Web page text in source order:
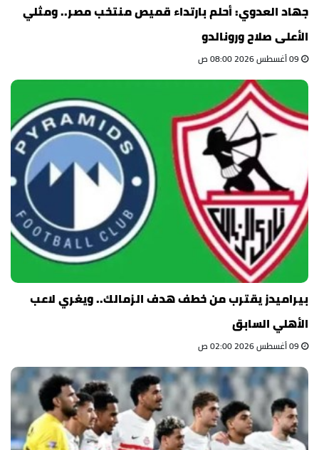
جهاد العدوي: أحلم بارتداء قميص منتخب مصر.. ومثلي
الأعلى صلاح ورونالدو
بيراميدز يقترب من خطف هدف الزمالك.. ويغري لاعب
الأهلي السابق